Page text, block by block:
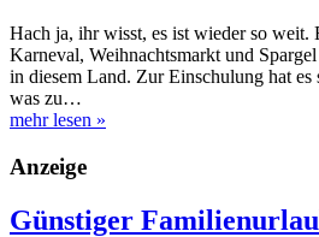
Hach ja, ihr wisst, es ist wieder so weit.
Karneval, Weihnachtsmarkt und
in diesem Land. Zur Einschulung hat es
was zu…
mehr lesen »
Anzeige
Günstiger